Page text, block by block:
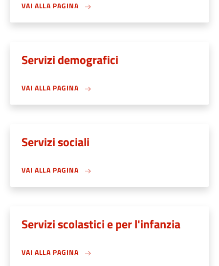
VAI ALLA PAGINA
Servizi demografici
VAI ALLA PAGINA
Servizi sociali
VAI ALLA PAGINA
Servizi scolastici e per l'infanzia
VAI ALLA PAGINA